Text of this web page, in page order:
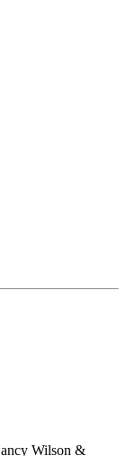
Wilson &